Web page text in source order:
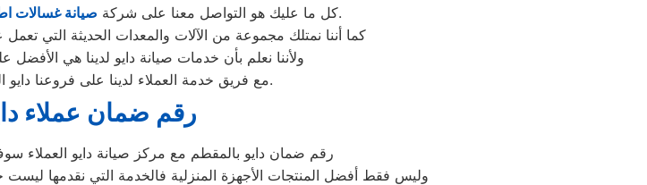
كل ما عليك هو التواصل معنا على شركة صيانة غسالات
وكيل معتمد لأجهزة دايو في مصر.
كما أننا نمتلك مجموعة من الآلات والمعدات الحديثة التي
ولأننا نعلم بأن خدمات صيانة دايو لدينا هي
مع فريق خدمة العملاء لدينا على فروعنا دايو المتوافر على موقعنا الالكتروني.
رقم ضمان عملاء
رقم ضمان دايو بالمقطم مع مركز صيانة دايو العملاء
وليس فقط أفضل المنتجات الأجهزة المنزلية فالخدمة التي نقدمها